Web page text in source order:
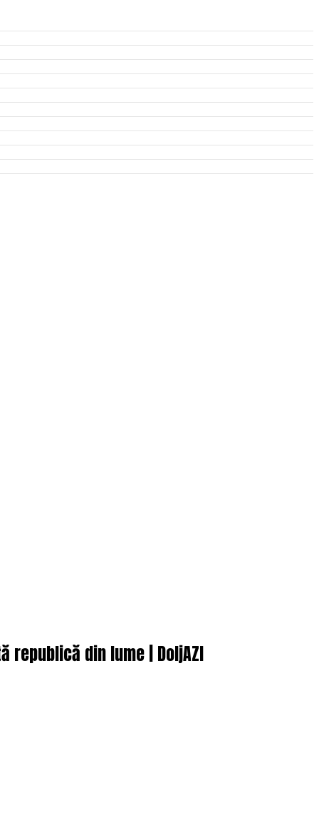
republică din lume | DoljAZI